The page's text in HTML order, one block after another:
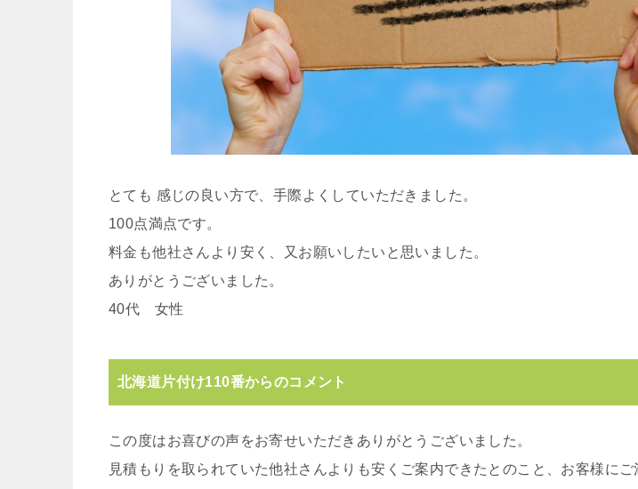
とても 感じの良い方で、手際よくしていただきました。
100点満点です。
料金も他社さんより安く、又お願いしたいと思いました。
ありがとうございました。
40代 女性
北海道片付け110番からのコメント
この度はお喜びの声をお寄せいただきありがとうございました。
見積もりを取られていた他社さんよりも安くご案内できたとのこと、お客様に